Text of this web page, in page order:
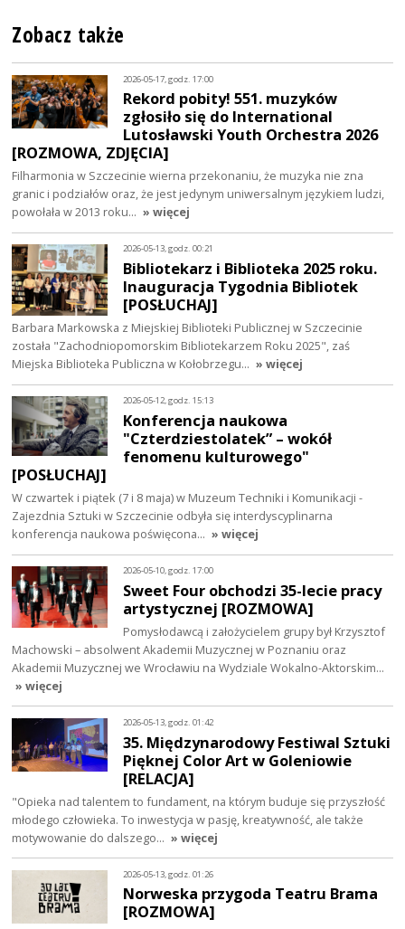
Zobacz także
2026-05-17, godz. 17:00
Rekord pobity! 551. muzyków
zgłosiło się do International
Lutosławski Youth Orchestra 2026
[ROZMOWA, ZDJĘCIA]
Filharmonia w Szczecinie wierna przekonaniu, że muzyka nie zna
granic i podziałów oraz, że jest jedynym uniwersalnym językiem ludzi,
powołała w 2013 roku… » więcej
2026-05-13, godz. 00:21
Bibliotekarz i Biblioteka 2025 roku.
Inauguracja Tygodnia Bibliotek
[POSŁUCHAJ]
Barbara Markowska z Miejskiej Biblioteki Publicznej w Szczecinie
została "Zachodniopomorskim Bibliotekarzem Roku 2025", zaś
Miejska Biblioteka Publiczna w Kołobrzegu… » więcej
2026-05-12, godz. 15:13
Konferencja naukowa
"Czterdziestolatek” – wokół
fenomenu kulturowego"
[POSŁUCHAJ]
W czwartek i piątek (7 i 8 maja) w Muzeum Techniki i Komunikacji -
Zajezdnia Sztuki w Szczecinie odbyła się interdyscyplinarna
konferencja naukowa poświęcona… » więcej
2026-05-10, godz. 17:00
Sweet Four obchodzi 35-lecie pracy
artystycznej [ROZMOWA]
Pomysłodawcą i założycielem grupy był Krzysztof
Machowski – absolwent Akademii Muzycznej w Poznaniu oraz
Akademii Muzycznej we Wrocławiu na Wydziale Wokalno-Aktorskim…
» więcej
2026-05-13, godz. 01:42
35. Międzynarodowy Festiwal Sztuki
Pięknej Color Art w Goleniowie
[RELACJA]
"Opieka nad talentem to fundament, na którym buduje się przyszłość
młodego człowieka. To inwestycja w pasję, kreatywność, ale także
motywowanie do dalszego… » więcej
2026-05-13, godz. 01:26
Norweska przygoda Teatru Brama
[ROZMOWA]